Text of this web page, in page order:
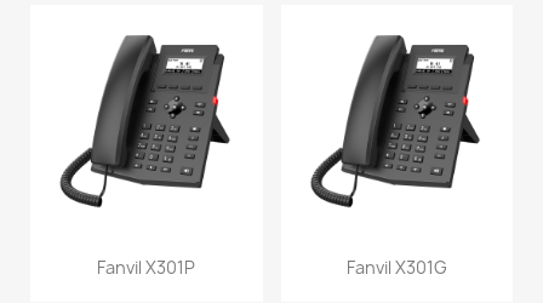
Fanvil X301P Fanvil X301G